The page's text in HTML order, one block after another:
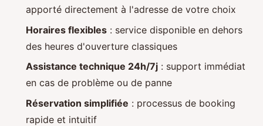
apporté directement à l'adresse de votre choix
Horaires flexibles : service disponible en dehors
des heures d'ouverture classiques
Assistance technique 24h/7j : support immédiat
en cas de problème ou de panne
Réservation simplifiée : processus de booking
rapide et intuitif